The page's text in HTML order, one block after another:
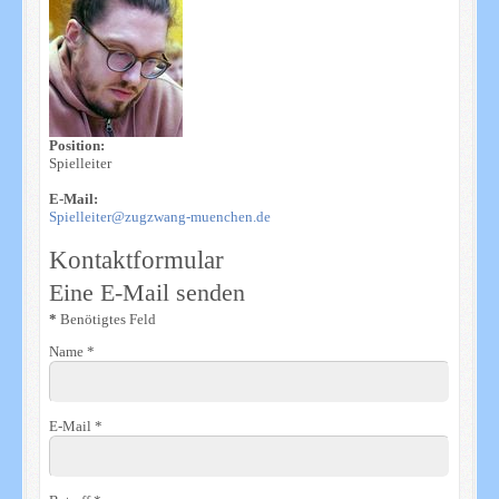
Position:
Spielleiter
E-Mail:
Spielleiter@zugzwang-muenchen.de
Kontaktformular
Eine E-Mail senden
* Benötigtes Feld
Name*
E-Mail *